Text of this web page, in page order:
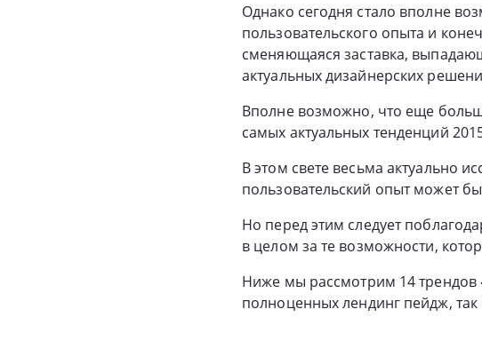
Однако сегодня стало вполне
пользовательского опыта и
сменяющаяся заставка,
актуальных дизайнерских
Вполне возможно, что еще
самых актуальных тенденций
В этом свете весьма актуально
пользовательский опыт может
Но перед этим следует
в целом за те возможности,
Ниже мы рассмотрим 14 трендов
полноценных лендинг пейдж,